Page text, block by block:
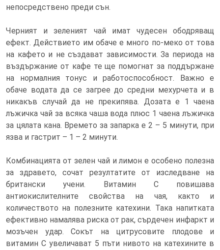
непосредствено преди сън.
Черният и зеленият чай имат чудесен ободряващ
ефект. Действието им обаче е много по-меко от това
на кафето и не създават зависимости. За периода на
въздържание от кафе те ще помогнат за поддържане
на нормалния тонус и работоспособност. Важно е
обаче водата да се загрее до средни мехурчета и в
никакъв случай да не прекипява. Дозата е 1 чаена
лъжичка чай за всяка чаша вода плюс 1 чаена лъжичка
за цялата кана. Времето за запарка е 2 – 5 минути, при
язва и гастрит – 1 – 2 минути.
Комбинацията от зелен чай и лимон е особено полезна
за здравето, сочат резултатите от изследване на
британски учени. Витамин С повишава
антиокислителните свойства на чая, както и
количеството на полезните катехини. Така напитката
ефективно намалява риска от рак, сърдечен инфаркт и
мозъчен удар. Сокът на цитрусовите плодове и
витамин С увеличават 5 пъти нивото на катехините в